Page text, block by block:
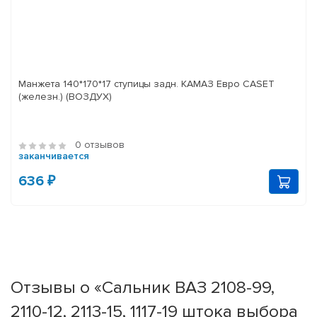
Манжета 140*170*17 ступицы задн. КАМАЗ Евро CASET
(железн.) (ВОЗДУХ)
0 отзывов
заканчивается
636 ₽
Отзывы о «Сальник ВАЗ 2108-99,
2110-12, 2113-15, 1117-19 штока выбора